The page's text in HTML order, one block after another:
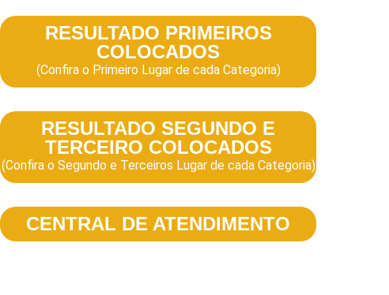
RESULTADO PRIMEIROS
COLOCADOS
(Confira o Primeiro Lugar de cada Categoria)
RESULTADO SEGUNDO E
TERCEIRO COLOCADOS
(Confira o Segundo e Terceiros Lugar de cada Categoria)
CENTRAL DE ATENDIMENTO